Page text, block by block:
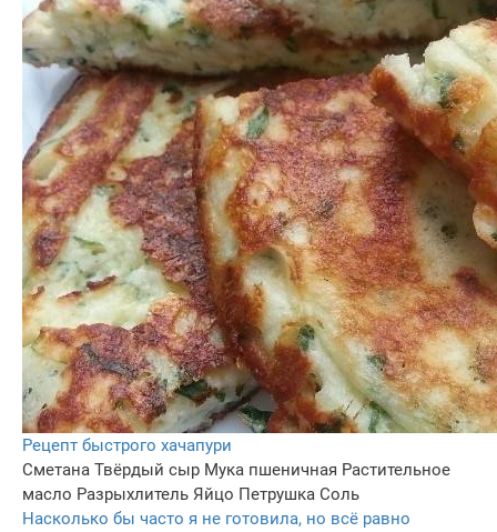
Рецепт быстрого хачапури
Сметана Твёрдый сыр Мука пшеничная Растительное
масло Разрыхлитель Яйцо Петрушка Соль
Насколько бы часто я не готовила, но всё равно